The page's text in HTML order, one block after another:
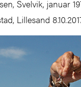
Svelvik, januar
Lillesand